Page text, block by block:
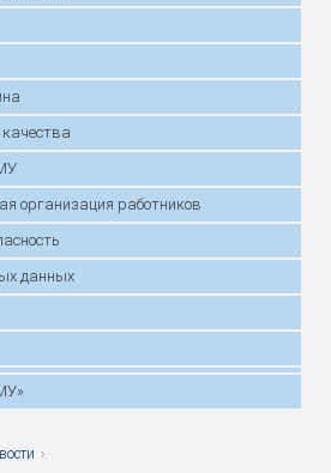
организация работников
данных
›